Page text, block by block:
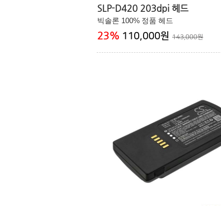
SLP-D420 203dpi 헤드
빅솔론 100% 정품 헤드
23% 110,000원 143,000원